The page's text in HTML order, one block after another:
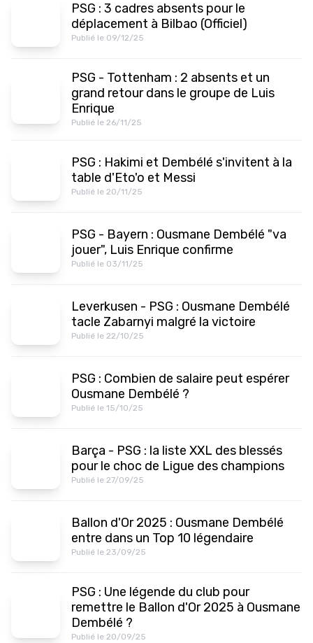
PSG : 3 cadres absents pour le
déplacement à Bilbao (Officiel)
Publié le 09/12/25
PSG - Tottenham : 2 absents et un
grand retour dans le groupe de Luis
Enrique
Publié le 26/11/25
PSG : Hakimi et Dembélé s'invitent à la
table d'Eto'o et Messi
Publié le 20/11/25
PSG - Bayern : Ousmane Dembélé "va
jouer", Luis Enrique confirme
Publié le 03/11/25
Leverkusen - PSG : Ousmane Dembélé
tacle Zabarnyi malgré la victoire
Publié le 22/10/25
PSG : Combien de salaire peut espérer
Ousmane Dembélé ?
Publié le 15/10/25
Barça - PSG : la liste XXL des blessés
pour le choc de Ligue des champions
Publié le 27/09/25
Ballon d'Or 2025 : Ousmane Dembélé
entre dans un Top 10 légendaire
Publié le 23/09/25
PSG : Une légende du club pour
remettre le Ballon d'Or 2025 à Ousmane
Dembélé ?
Publié le 20/09/25